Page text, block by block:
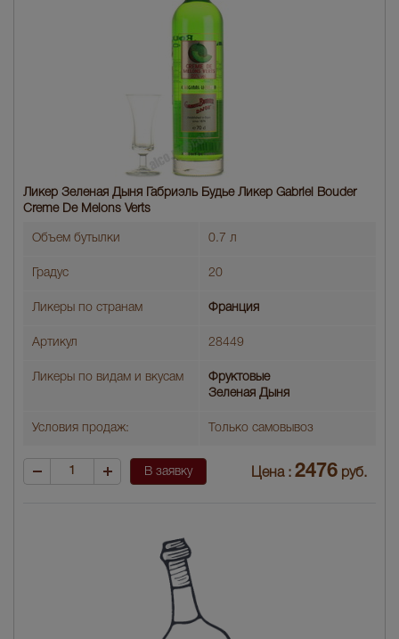
Ликер Зеленая Дыня Габриэль Будье Ликер Gabriel Bouder
Creme De Melons Verts
Объем бутылки 0.7 л
Градус 20
Ликеры по странам Франция
Артикул 28449
Ликеры по видам и вкусам
Фруктовые
Зеленая Дыня
Условия продаж: Только самовывоз
В заявку Цена : 2476 руб.